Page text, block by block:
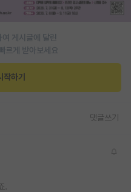
게시글에 달린
르게 받아보세요
작하기
댓글쓰기
.